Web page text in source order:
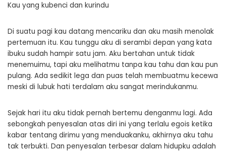
Kau yang kubenci dan kurindu
Di suatu pagi kau datang mencariku dan aku masih menolak
pertemuan itu. Kau tunggu aku di serambi depan yang kata
ibuku sudah hampir satu jam. Aku bertahan untuk tidak
menemuimu, tapi aku melihatmu tanpa kau tahu dan kau pun
pulang. Ada sedikit lega dan puas telah membuatmu kecewa
meski di lubuk hati terdalam aku sangat merindukanmu.
Sejak hari itu aku tidak pernah bertemu denganmu lagi. Ada
sebongkah penyesalan atas diri ini yang terlalu egois ketika
kabar tentang dirimu yang menduakanku, akhirnya aku tahu
tak terbukti. Dan penyesalan terbesar dalam hidupku adalah